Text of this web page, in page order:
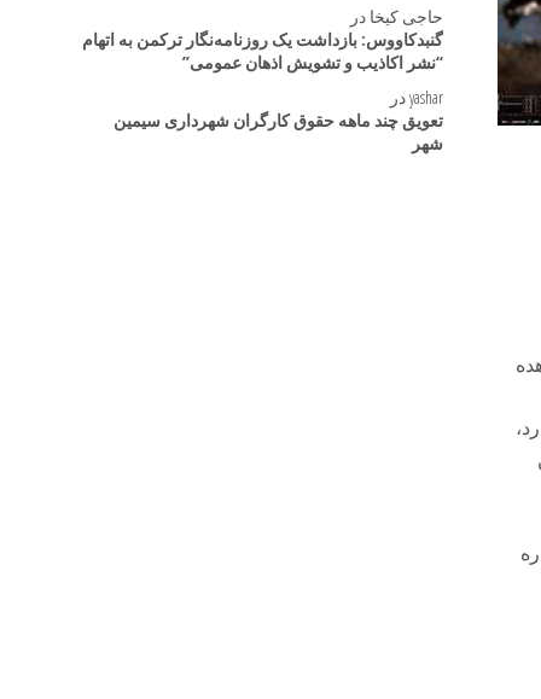
حاجی کیخا در
گنبدکاووس: بازداشت یک روزنامه‌نگار ترکمن به اتهام
“نشر اکاذیب و تشویش اذهان عمومی”
yasharدر
تعویق چند ماهه حقوق کارگران شهرداری سیمین
شهر